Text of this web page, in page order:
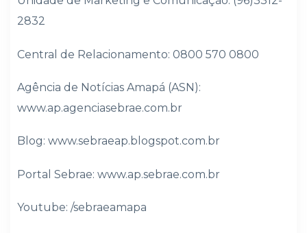
2832
Central de Relacionamento: 0800 570 0800
Agência de Notícias Amapá (ASN):
www.ap.agenciasebrae.com.br
Blog: www.sebraeap.blogspot.com.br
Portal Sebrae: www.ap.sebrae.com.br
Youtube: /sebraeamapa